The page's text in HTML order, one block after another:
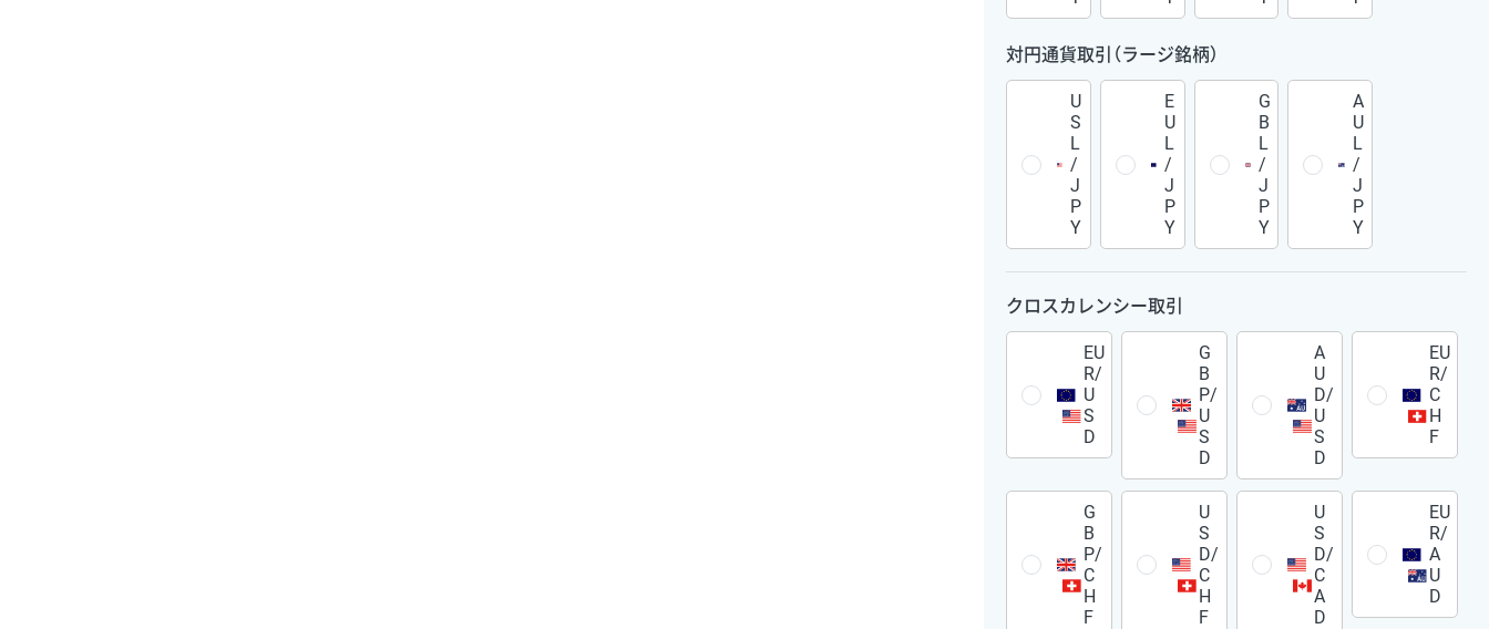
対円通貨取引（ラージ銘柄）
U
S
L
/
J
P
Y
E
U
L
/
J
P
Y
G
B
L
/
J
P
Y
A
U
L
/
J
P
Y
クロスカレンシー取引
EU
R/
U
S
D
G
B
P/
U
S
D
A
U
D/
U
S
D
EU
R/
C
H
F
G
B
P/
C
H
F
U
S
D/
C
H
F
U
S
D/
C
A
D
EU
R/
A
U
D